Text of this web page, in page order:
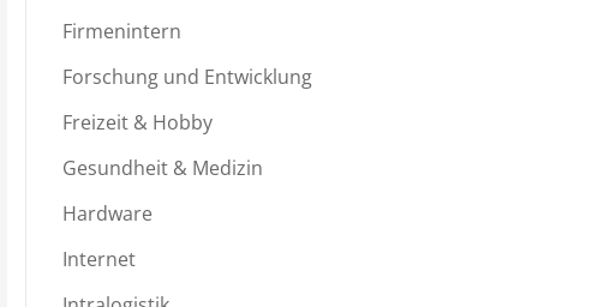
Firmenintern
Forschung und Entwicklung
Freizeit & Hobby
Gesundheit & Medizin
Hardware
Internet